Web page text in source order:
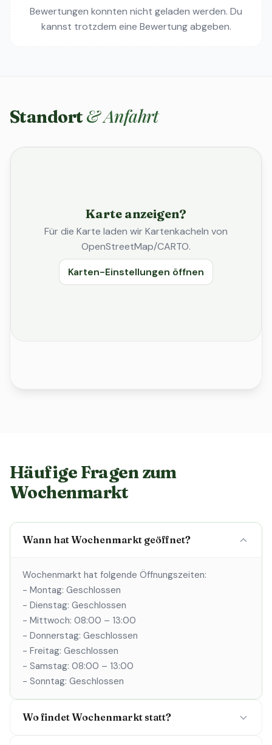
Bewertungen konnten nicht geladen werden. Du
kannst trotzdem eine Bewertung abgeben.
Standort & Anfahrt
Karte anzeigen?
Für die Karte laden wir Kartenkacheln von
OpenStreetMap/CARTO.
Karten-Einstellungen öffnen
Häufige Fragen zum
Wochenmarkt
Wann hat Wochenmarkt geöffnet?
Wochenmarkt hat folgende Öffnungszeiten:
- Montag: Geschlossen
- Dienstag: Geschlossen
- Mittwoch: 08:00 – 13:00
- Donnerstag: Geschlossen
- Freitag: Geschlossen
- Samstag: 08:00 – 13:00
- Sonntag: Geschlossen
Wo findet Wochenmarkt statt?